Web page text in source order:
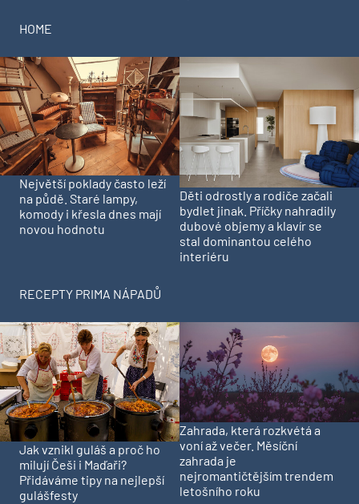
HOME
Největší poklady často leží
na půdě. Staré lampy,
komody i křesla dnes mají
novou hodnotu
Děti odrostly a rodiče začali
bydlet jinak. Příčky nahradily
dubové objemy a klavír se
stal dominantou celého
interiéru
RECEPTY PRIMA NÁPADŮ
Jak vznikl guláš a proč ho
milují Češi i Maďaři?
Přidáváme tipy na nejlepší
gulášfesty
Zahrada, která rozkvétá a
voní až večer. Měsíční
zahrada je
nejromantičtějším trendem
letošního roku